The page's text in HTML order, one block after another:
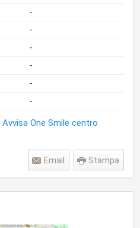
-
-
-
-
-
-
Avvisa One Smile centro
Stampa
Email